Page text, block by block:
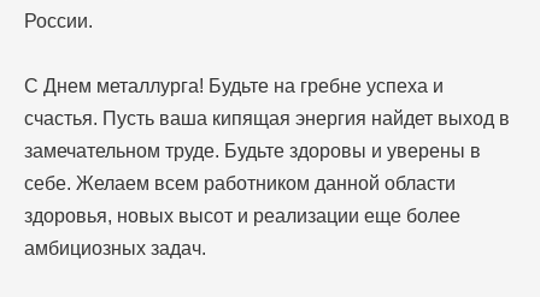
России.
С Днем металлурга! Будьте на гребне успеха и
счастья. Пусть ваша кипящая энергия найдет выход в
замечательном труде. Будьте здоровы и уверены в
себе. Желаем всем работником данной области
здоровья, новых высот и реализации еще более
амбициозных задач.